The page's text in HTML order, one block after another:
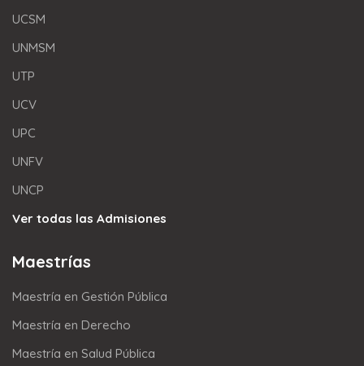
UCSM
UNMSM
UTP
UCV
UPC
UNFV
UNCP
Ver todas las Admisiones
Maestrías
Maestría en Gestión Pública
Maestría en Derecho
Maestría en Salud Pública